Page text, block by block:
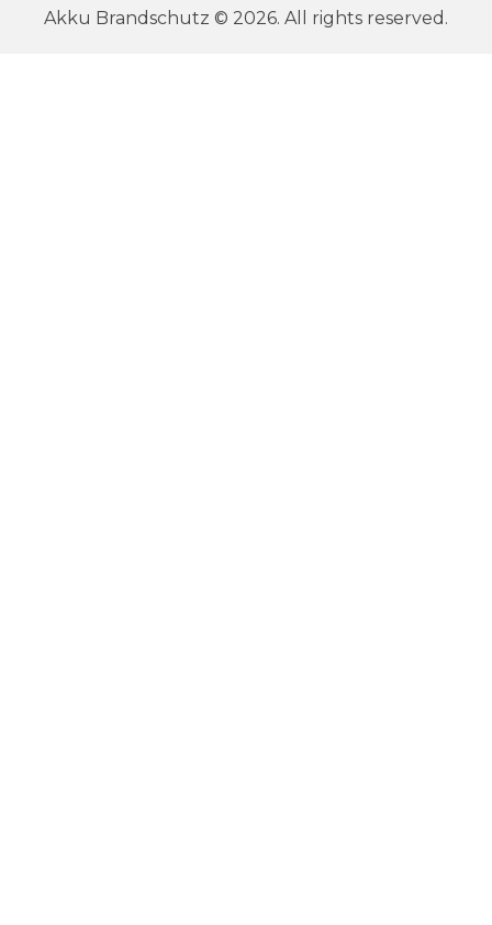
Akku Brandschutz © 2026. All rights reserved.